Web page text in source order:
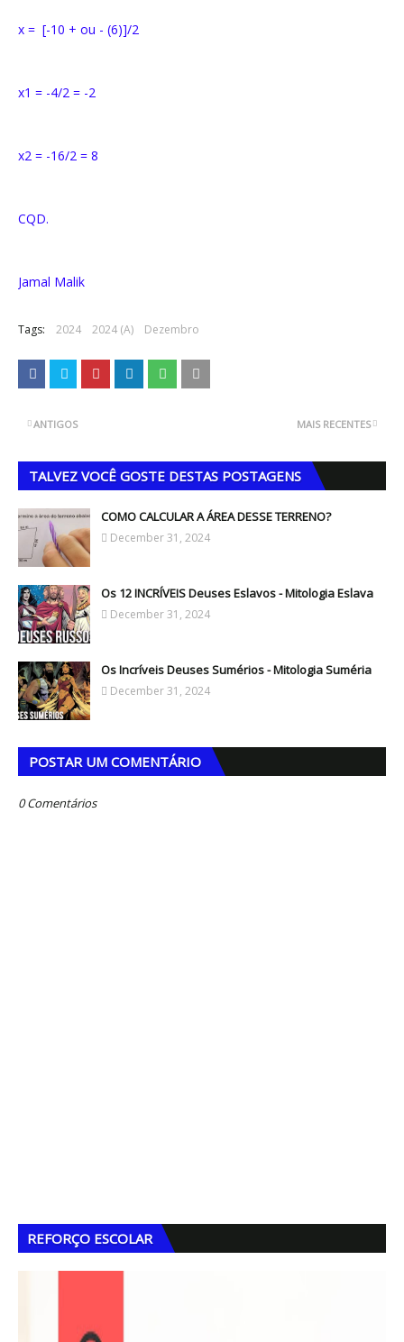
x = [-10 + ou - (6)]/2
x1 = -4/2 = -2
x2 = -16/2 = 8
CQD.
Jamal Malik
Tags: 2024 2024 (A) Dezembro
MAIS RECENTES
ANTIGOS
TALVEZ VOCÊ GOSTE DESTAS POSTAGENS
COMO CALCULAR A ÁREA DESSE TERRENO?
December 31, 2024
Os 12 INCRÍVEIS Deuses Eslavos - Mitologia Eslava
December 31, 2024
Os Incríveis Deuses Sumérios - Mitologia Suméria
December 31, 2024
POSTAR UM COMENTÁRIO
0 Comentários
REFORÇO ESCOLAR